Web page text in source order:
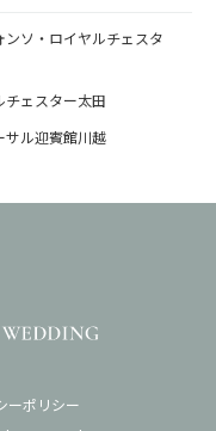
ンソ・ロイヤルチェスタ
チェスター太田
サル迎賓館川越
ーポリシー